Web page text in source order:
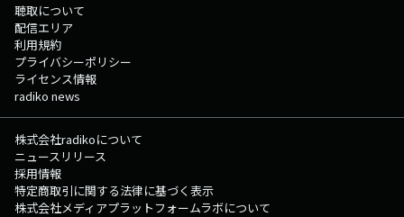
聴取について
配信エリア
利用規約
プライバシーポリシー
ライセンス情報
radiko news
株式会社radikoについて
ニュースリリース
採用情報
特定商取引に関する法律に基づく表示
株式会社メディアプラットフォームラボについて